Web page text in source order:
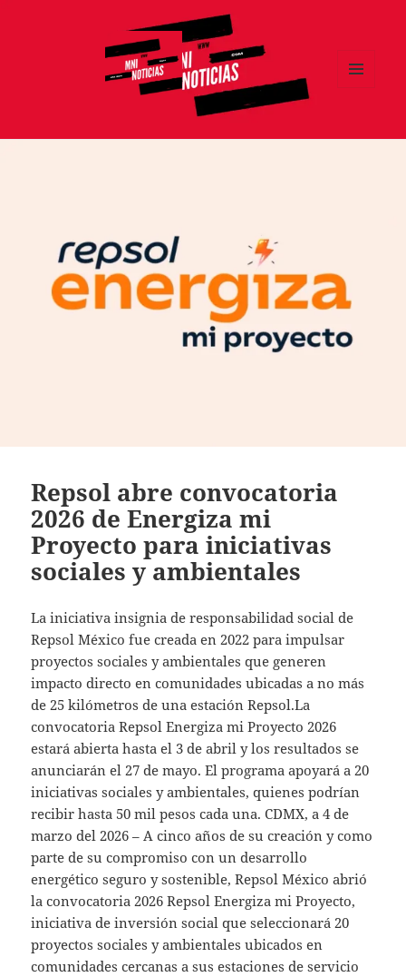
Repsol abre convocatoria
2026 de Energiza mi
Proyecto para iniciativas
sociales y ambientales
La iniciativa insignia de responsabilidad social de
Repsol México fue creada en 2022 para impulsar
proyectos sociales y ambientales que generen
impacto directo en comunidades ubicadas a no más
de 25 kilómetros de una estación Repsol.La
convocatoria Repsol Energiza mi Proyecto 2026
estará abierta hasta el 3 de abril y los resultados se
anunciarán el 27 de mayo. El programa apoyará a 20
iniciativas sociales y ambientales, quienes podrían
recibir hasta 50 mil pesos cada una. CDMX, a 4 de
marzo del 2026 – A cinco años de su creación y como
parte de su compromiso con un desarrollo
energético seguro y sostenible, Repsol México abrió
la convocatoria 2026 Repsol Energiza mi Proyecto,
iniciativa de inversión social que seleccionará 20
proyectos sociales y ambientales ubicados en
comunidades cercanas a sus estaciones de servicio